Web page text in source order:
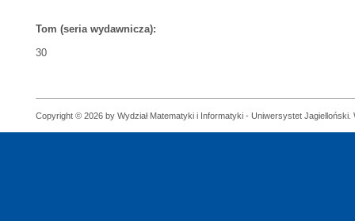
Tom (seria wydawnicza):
30
Copyright © 2026 by Wydział Matematyki i Informatyki - Uniwersystet